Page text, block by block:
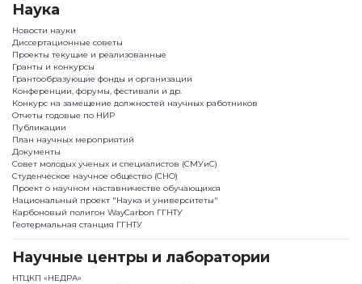
Наука
Новости науки
Диссертационные советы
Проекты текущие и реализованные
Гранты и конкурсы
Грантообразующие фонды и организации
Конференции, форумы, фестивали и др.
Конкурс на замещение должностей научных работников
Отчеты годовые по НИР
Публикации
План научныx мероприятий
Документы
Совет молодых ученых и специалистов (СМУиС)
Студенческое научное общество (СНО)
Проект о научном наставничестве обучающихся
Национальный проект "Наука и университеты"
Карбоновый полигон WayCarbon ГГНТУ
Геотермальная станция ГГНТУ
Научные центры и лаборатории
НТЦКП «НЕДРА»